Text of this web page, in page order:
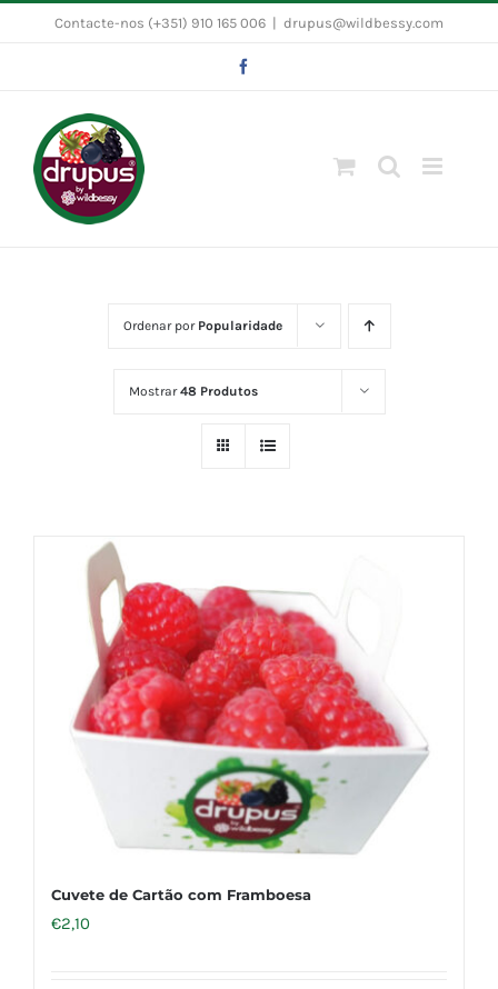
Contacte-nos (+351) 910 165 006 drupus@wildbessy.com
Ordenar por Popularidade
Mostrar48 Produtos
Cuvete de Cartão com Framboesa
€2,10